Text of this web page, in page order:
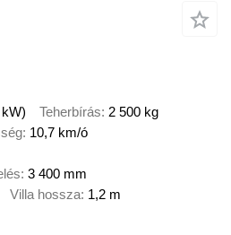
Teherbírás 2 500 kg
10,7 km/ó
3 400 mm
Villa hossza 1,2 m